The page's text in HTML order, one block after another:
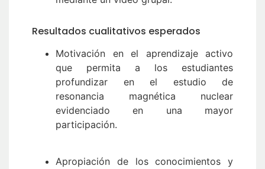
Resultados cualitativos esperados
Motivación en el aprendizaje activo
que permita a los estudiantes
profundizar en el estudio de
resonancia magnética nuclear
evidenciado en una mayor
participación.
Apropiación de los conocimientos y